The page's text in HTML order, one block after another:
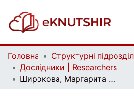
Головна
Дослідники | Researchers
Широкова, Маргарита Сергіївна